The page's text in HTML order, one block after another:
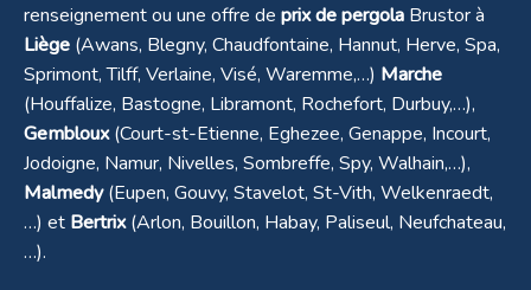
renseignement ou une offre de prix de pergola Brustor à
Liège (Awans, Blegny, Chaudfontaine, Hannut, Herve, Spa,
Sprimont, Tilff, Verlaine, Visé, Waremme,…) Marche
(Houffalize, Bastogne, Libramont, Rochefort, Durbuy,…),
Gembloux(Court-st-Etienne, Eghezee, Genappe, Incourt,
Jodoigne, Namur, Nivelles, Sombreffe, Spy, Walhain,…),
Malmedy(Eupen, Gouvy, Stavelot, St-Vith, Welkenraedt,
…) et Bertrix(Arlon, Bouillon, Habay, Paliseul, Neufchateau,
…).